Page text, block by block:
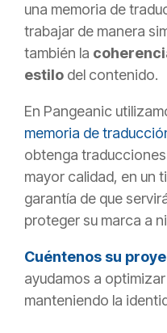
una memoria de
trabajar de manera
también la
estilo del contenido.
En Pangeanic
memoria de
obtenga
mayor calidad, en un
garantía de que
proteger su marca a
Cuéntenos su
ayudamos a
manteniendo la